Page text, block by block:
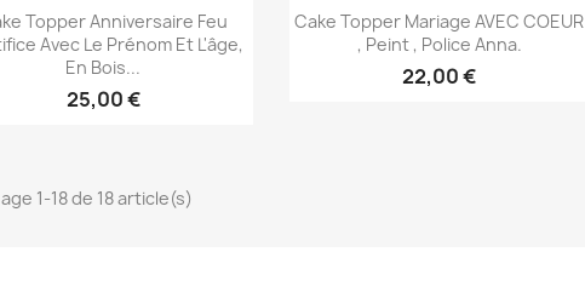
Aperçu rapide
+2
Topper Anniversaire Feu
Avec Le Prénom Et L'âge,
En Bois...
25,00 €
Aperçu rapide
Cake Topper Mariage AVEC COEUR
, Peint , Police Anna.
22,00 €
1-18 de 18 article(s)